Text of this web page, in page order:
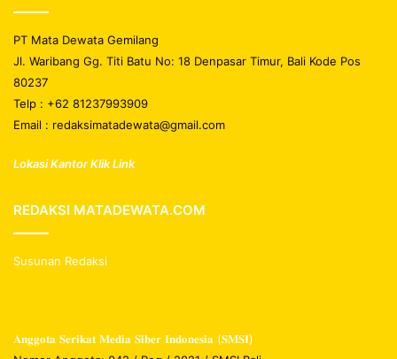
PT Mata Dewata Gemilang
Jl. Waribang Gg. Titi Batu No: 18 Denpasar Timur, Bali Kode Pos
80237
Telp : +62 81237993909
Email : redaksimatadewata@gmail.com
Lokasi Kantor Klik Link
REDAKSI MATADEWATA.COM
Susunan Redaksi
𝐀𝐧𝐠𝐠𝐨𝐭𝐚 𝐒𝐞𝐫𝐢𝐤𝐚𝐭 𝐌𝐞𝐝𝐢𝐚 𝐒𝐢𝐛𝐞𝐫 𝐈𝐧𝐝𝐨𝐧𝐞𝐬𝐢𝐚 (𝐒𝐌𝐒𝐈)